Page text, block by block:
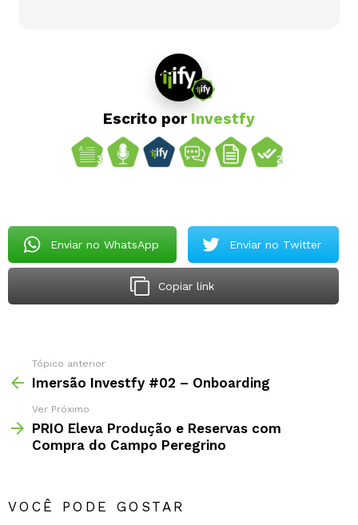
Escrito por Investfy
Enviar no WhatsApp Enviar no Twitter
Copiar link
Tópico anterior
Imersão Investfy #02 – Onboarding
Ver Próximo
PRIO Eleva Produção e Reservas com
Compra do Campo Peregrino
VOCÊ PODE GOSTAR